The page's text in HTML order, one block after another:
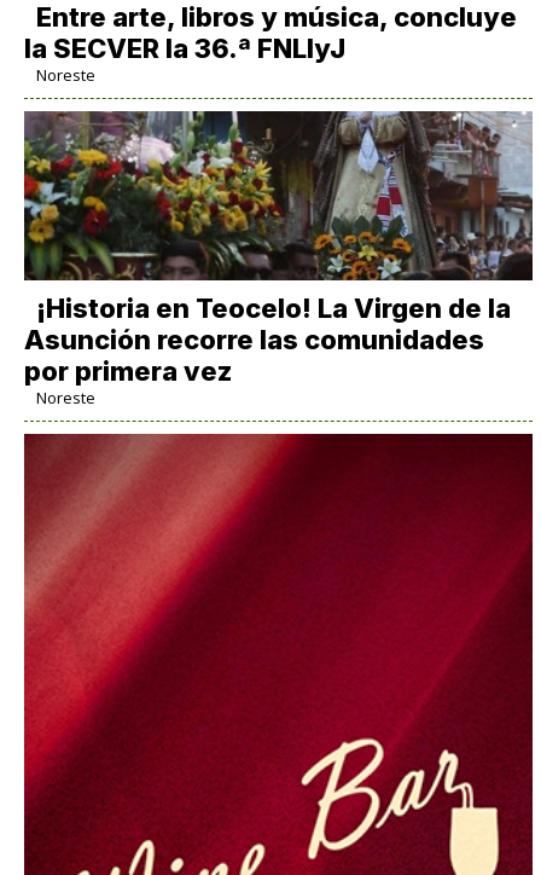
Entre arte, libros y música, concluye
la SECVER la 36.ª FNLIyJ
Noreste
​¡Historia en Teocelo! La Virgen de la
Asunción recorre las comunidades
por primera vez
Noreste